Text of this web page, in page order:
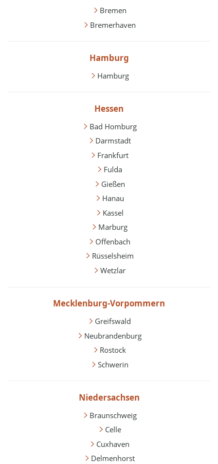
Bremen
Bremerhaven
Hamburg
Hamburg
Hessen
Bad Homburg
Darmstadt
Frankfurt
Fulda
Gießen
Hanau
Kassel
Marburg
Offenbach
Rüsselsheim
Wetzlar
Mecklenburg-Vorpommern
Greifswald
Neubrandenburg
Rostock
Schwerin
Niedersachsen
Braunschweig
Celle
Cuxhaven
Delmenhorst